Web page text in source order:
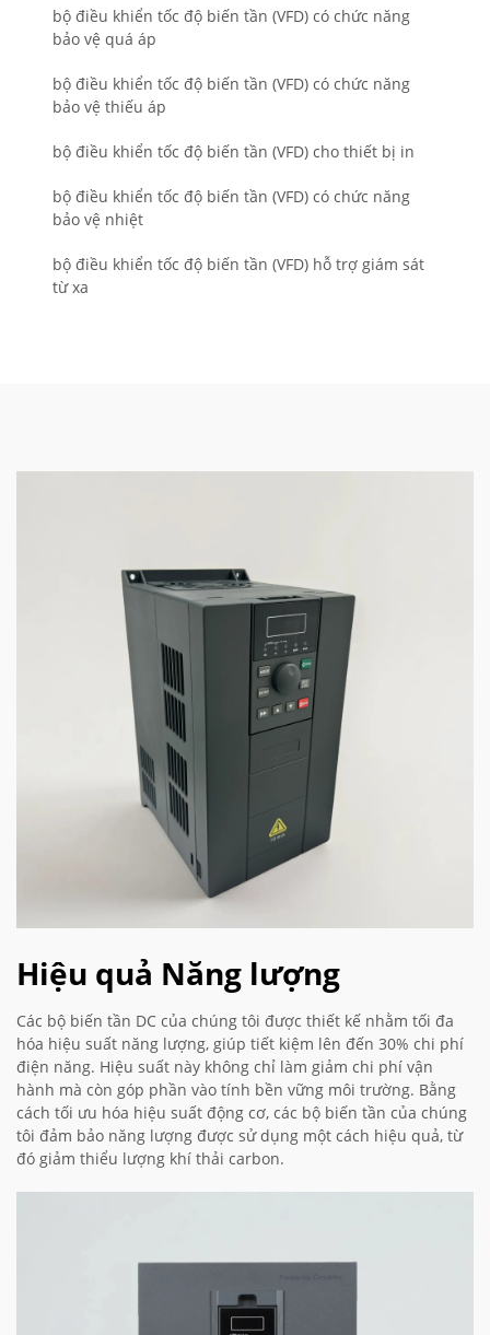
bộ điều khiển tốc độ biến tần (VFD) có chức năng
bảo vệ quá áp
bộ điều khiển tốc độ biến tần (VFD) có chức năng
bảo vệ thiếu áp
bộ điều khiển tốc độ biến tần (VFD) cho thiết bị in
bộ điều khiển tốc độ biến tần (VFD) có chức năng
bảo vệ nhiệt
bộ điều khiển tốc độ biến tần (VFD) hỗ trợ giám sát
từ xa
Hiệu quả Năng lượng
Các bộ biến tần DC của chúng tôi được thiết kế nhằm tối đa
hóa hiệu suất năng lượng, giúp tiết kiệm lên đến 30% chi phí
điện năng. Hiệu suất này không chỉ làm giảm chi phí vận
hành mà còn góp phần vào tính bền vững môi trường. Bằng
cách tối ưu hóa hiệu suất động cơ, các bộ biến tần của chúng
tôi đảm bảo năng lượng được sử dụng một cách hiệu quả, từ
đó giảm thiểu lượng khí thải carbon.